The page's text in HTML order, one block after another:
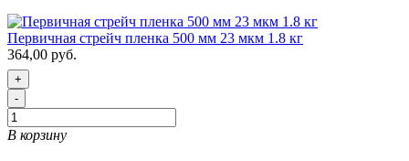
Первичная стрейч пленка 500 мм 23 мкм 1.8 кг
364,00 руб.
+
-
В корзину